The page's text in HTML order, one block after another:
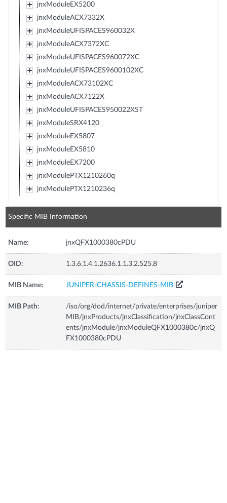
jnxModuleEX5200
jnxModuleACX7332X
jnxModuleUFISPACES960032X
jnxModuleACX7372XC
jnxModuleUFISPACES960072XC
jnxModuleUFISPACES9600102XC
jnxModuleACX73102XC
jnxModuleACX7122X
jnxModuleUFISPACES950022XST
jnxModuleSRX4120
jnxModuleEX5807
jnxModuleEX5810
jnxModuleEX7200
jnxModulePTX1210260q
jnxModulePTX1210236q
Specific MIB Information
Name: jnxQFX1000380cPDU
OID: 1.3.6.1.4.1.2636.1.1.3.2.525.8
MIB Name: JUNIPER-CHASSIS-DEFINES-MIB
MIB Path:
/iso/org/dod/internet/private/enterprises/juniper
MIB/jnxProducts/jnxClassification/jnxClassCont
ents/jnxModule/jnxModuleQFX1000380c/jnxQ
FX1000380cPDU